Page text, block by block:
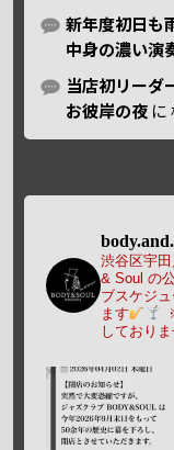
新年度初日も
中身の濃い演
当店初リーダ
お彼岸の夜 に
渋谷区宇
& Soul の
ブスケジ
ます
しており